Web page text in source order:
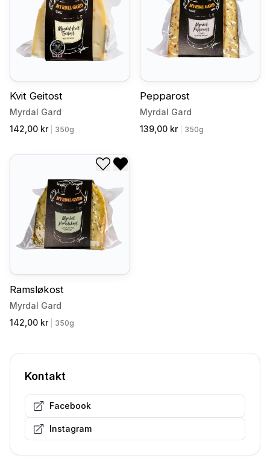
Kvit Geitost
Myrdal Gard
142,00 kr
350g
Pepparost
Myrdal Gard
139,00 kr
350g
Ramsløkost
Myrdal Gard
142,00 kr
350g
Kontakt
Facebook
Instagram